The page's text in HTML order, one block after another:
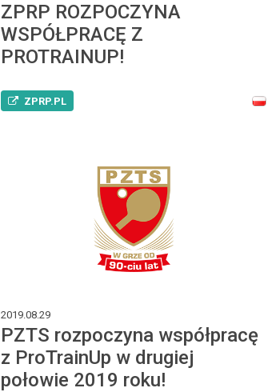
ZPRP ROZPOCZYNA
WSPÓŁPRACĘ Z
PROTRAINUP!
ZPRP.PL
2019.08.29
PZTS rozpoczyna współpracę
z ProTrainUp w drugiej
połowie 2019 roku!